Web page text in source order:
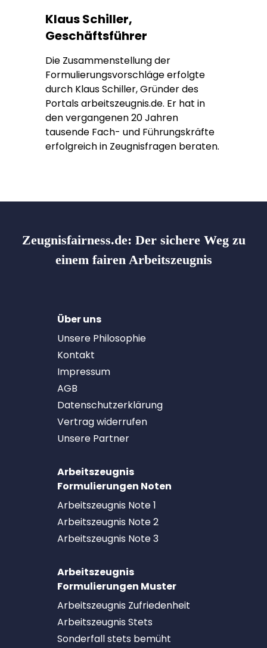
Klaus Schiller,
Geschäftsführer
Die Zusammenstellung der
Formulierungsvorschläge erfolgte
durch Klaus Schiller, Gründer des
Portals arbeitszeugnis.de. Er hat in
den vergangenen 20 Jahren
tausende Fach- und Führungskräfte
erfolgreich in Zeugnisfragen beraten.
Zeugnisfairness.de: Der sichere Weg zu
einem fairen Arbeitszeugnis
Über uns
Unsere Philosophie
Kontakt
Impressum
AGB
Datenschutzerklärung
Vertrag widerrufen
Unsere Partner
Arbeitszeugnis
Formulierungen Noten
Arbeitszeugnis Note 1
Arbeitszeugnis Note 2
Arbeitszeugnis Note 3
Arbeitszeugnis
Formulierungen Muster
Arbeitszeugnis Zufriedenheit
Arbeitszeugnis Stets
Sonderfall stets bemüht